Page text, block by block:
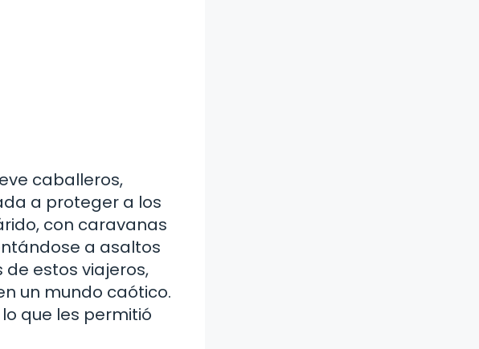
caballeros,
a proteger a los
con caravanas
a asaltos
estos viajeros,
un mundo caótico.
que les permitió